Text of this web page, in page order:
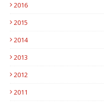
2016
2015
2014
2013
2012
2011